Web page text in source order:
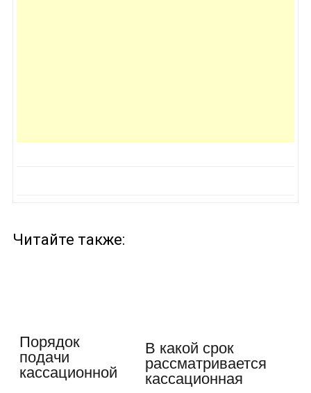
Читайте также:
Порядок
подачи
кассационной
В какой срок
рассматривается
кассационная